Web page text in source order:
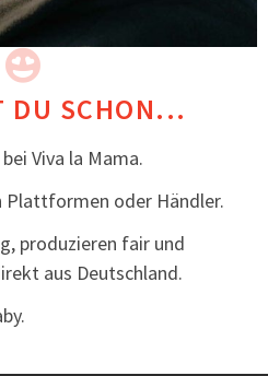
€ inkl. MwSt.
DU SCHON...
Viva la Mama.
Plattformen oder Händler.
produzieren fair und
aus Deutschland.